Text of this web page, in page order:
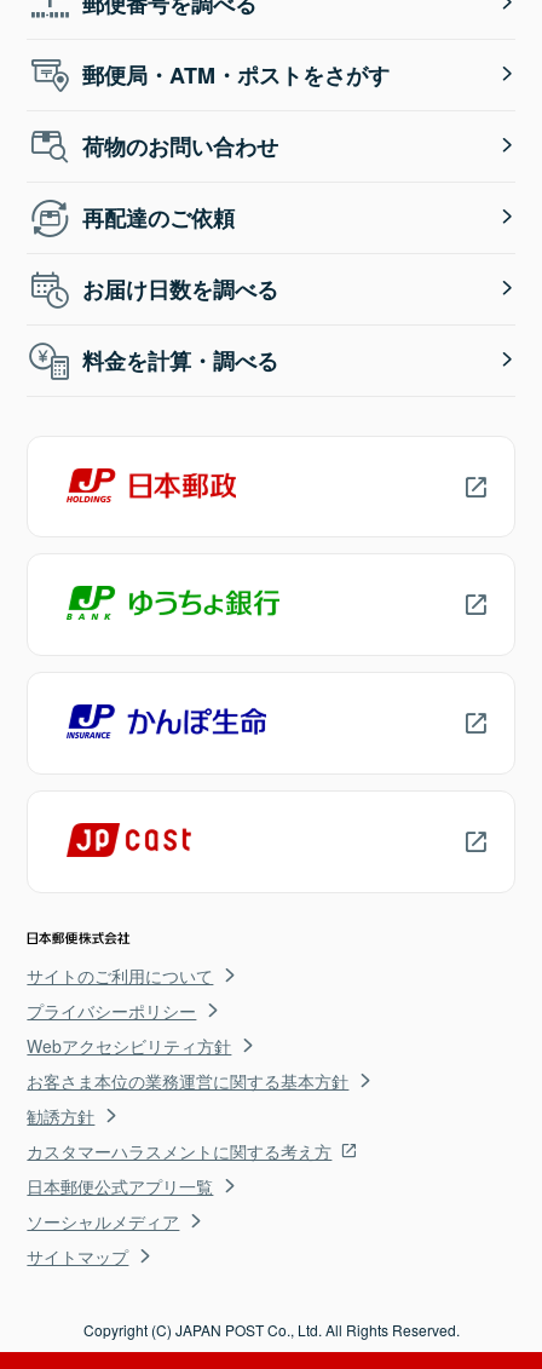
郵便局・ATM・ポストをさがす
荷物のお問い合わせ
再配達のご依頼
お届け日数を調べる
料金を計算・調べる
サイトのご利用について
プライバシーポリシー
Webアクセシビリティ方針
お客さま本位の業務運営に関する基本方針
勧誘方針
カスタマーハラスメントに関する考え方
日本郵便公式アプリ一覧
ソーシャルメディア
サイトマップ
Copyright (C) JAPAN POST Co., Ltd. All Rights Reserved.